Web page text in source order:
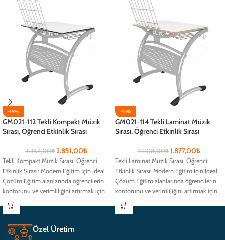
-15%
GM021-112 Tekli Kompakt Müzik
Sırası, Öğrenci Etkinlik Sırası
3.354,00₺ 2.851,00₺
Tekli Kompakt Müzik Sırası, Öğrenci
Etkinlik Sırası: Modern Eğitim İçin İdeal
Çözüm Eğitim alanlarında öğrencilerin
konforunu ve verimliliğini artırmak için
-15%
GM021-114 Tekli Laminat Müzik
Sırası, Öğrenci Etkinlik Sırası
2.208,00₺ 1.877,00₺
Tekli Laminat Müzik Sırası, Öğrenci
Etkinlik Sırası: Modern Eğitim İçin İdeal
Çözüm Eğitim alanlarında öğrencilerin
konforunu ve verimliliğini artırmak için
Özel Üretim